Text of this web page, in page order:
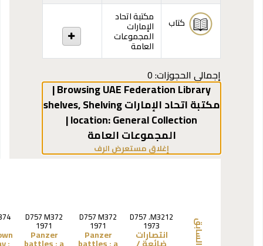
كتاب
مكتبة اتحاد
الإمارات
المجموعات
العامة
إجمالي الحجوزات: 0
Browsing UAE Federation Library |
مكتبة اتحاد الإمارات shelves ,Shelving
location:
General Collection |
المجموعات العامة
إغلاق مستعرض الرف
السابق
D757 .M3212
1973
انتصارات
D757 M372
1971
Panzer
D757 M372
1971
Panzer